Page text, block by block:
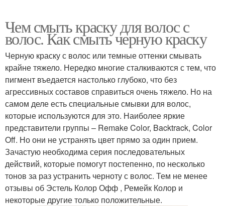
Чем смыть краску для волос с
волос. Как смыть черную краску
Черную краску с волос или темные оттенки смывать
крайне тяжело. Нередко многие сталкиваются с тем, что
пигмент въедается настолько глубоко, что без
агрессивных составов справиться очень тяжело. Но на
самом деле есть специальные смывки для волос,
которые используются для это. Наиболее яркие
представители группы – Remake Color, Backtrack, Color
Off. Но они не устранять цвет прямо за один прием.
Зачастую необходима серия последовательных
действий, которые помогут постепенно, по несколько
тонов за раз устранить черноту с волос. Тем не менее
отзывы об Эстель Колор Офф , Ремейк Колор и
некоторые другие только положительные.